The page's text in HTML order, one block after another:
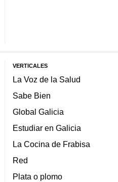
VERTICALES
La Voz de la Salud
Sabe Bien
Global Galicia
Estudiar en Galicia
La Cocina de Frabisa
Red
Plata o plomo